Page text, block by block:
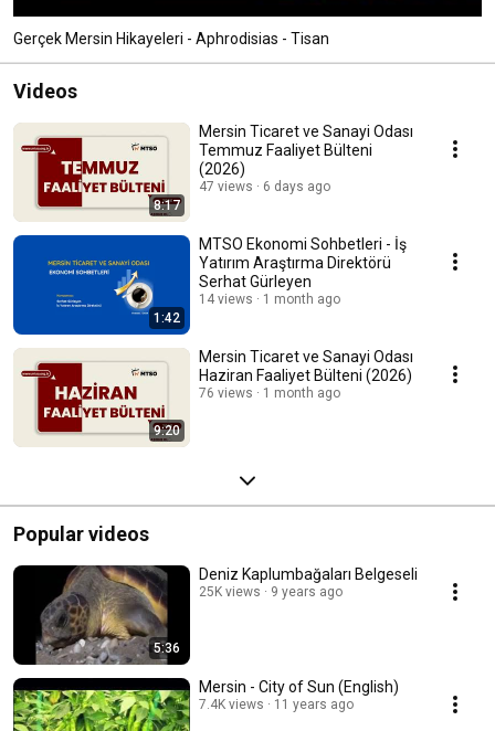
Gerçek Mersin Hikayeleri - Aphrodisias - Tisan
Videos
8:17
Mersin Ticaret ve Sanayi Odası
Temmuz Faaliyet Bülteni
(2026)
47 views 6 days ago
1:42
MTSO Ekonomi Sohbetleri - İş
Yatırım Araştırma Direktörü
Serhat Gürleyen
14 views 1 month ago
9:20
Mersin Ticaret ve Sanayi Odası
Haziran Faaliyet Bülteni (2026)
76 views 1 month ago
Popular videos
5:36
Deniz Kaplumbağaları Belgeseli
25K views 9 years ago
Mersin - City of Sun (English)
7.4K views 11 years ago